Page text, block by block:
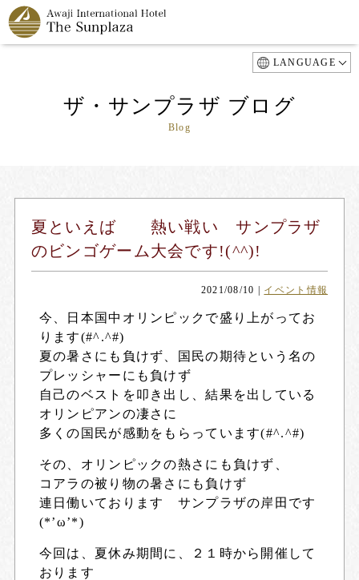
LANGUAGE
ザ・サンプラザ ブログ
Blog
夏といえば 熱い戦い サンプラザ
のビンゴゲーム大会です!(^^)!
2021/08/10 イベント情報
今、日本国中オリンピックで盛り上がってお
ります(#^.^#)
夏の暑さにも負けず、国民の期待という名の
プレッシャーにも負けず
自己のベストを叩き出し、結果を出している
オリンピアンの凄さに
多くの国民が感動をもらっています(#^.^#)
その、オリンピックの熱さにも負けず、
コアラの被り物の暑さにも負けず
連日働いております サンプラザの岸田です
(*’ω’*)
今回は、夏休み期間に、２１時から開催して
おります